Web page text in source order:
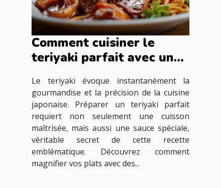
Comment cuisiner le
teriyaki parfait avec une
Le teriyaki évoque instantanément la
gourmandise et la précision de la cuisine
japonaise. Préparer un teriyaki parfait
requiert non seulement une cuisson
maîtrisée, mais aussi une sauce spéciale,
véritable secret de cette recette
emblématique. Découvrez comment
magnifier vos plats avec des...